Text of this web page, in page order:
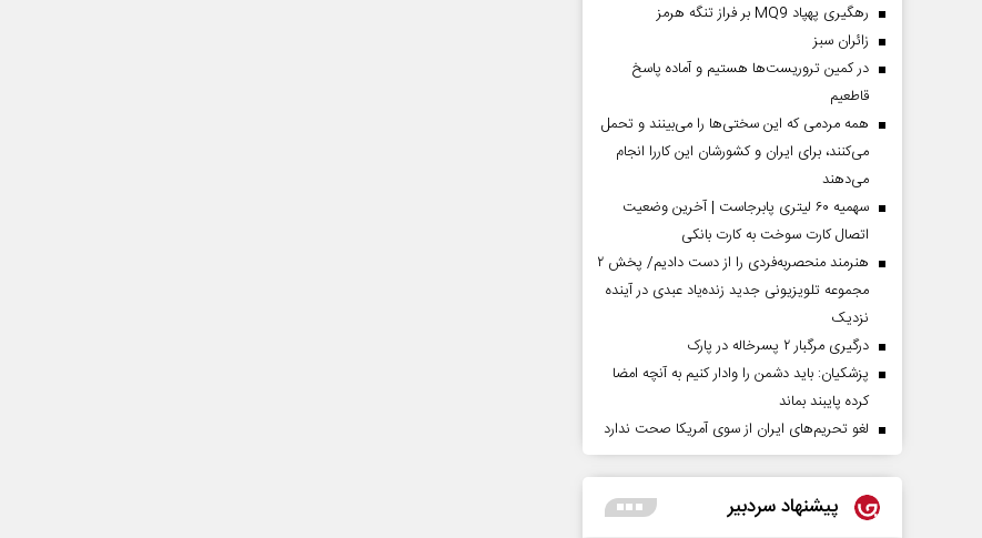
رهگیری پهپاد MQ9 بر فراز تنگه هرمز
‌زائران سبز
در کمین تروریست‌ها هستیم و آماده پاسخ
قاطعیم
همه مردمی که این سختی‌ها را می‌بینند و تحمل
می‌کنند، برای ایران و کشورشان این کاررا انجام
می‌دهند
سهمیه ۶۰ لیتری پابرجاست | آخرین وضعیت
اتصال کارت سوخت به کارت بانکی
هنرمند منحصر‌به‌فردی را از دست دادیم/ پخش ۲
مجموعه تلویزیونی جدید زنده‌یاد عبدی در آینده
نزدیک
درگیری مرگبار ۲ پسرخاله در پارک
پزشکیان: باید دشمن را وادار کنیم به آنچه امضا
کرده پایبند بماند
لغو تحریم‌های ایران از سوی آمریکا صحت ندارد
پیشنهاد سردبیر